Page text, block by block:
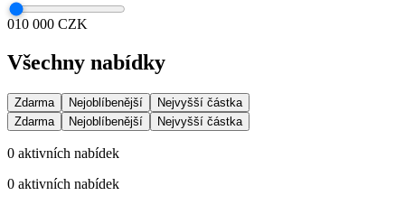
010 000 CZK
Všechny nabídky
Zdarma Nejoblíbenější
Nejvyšší částka
Zdarma
Nejoblíbenější Nejvyšší částka
0 aktivních nabídek
0 aktivních nabídek